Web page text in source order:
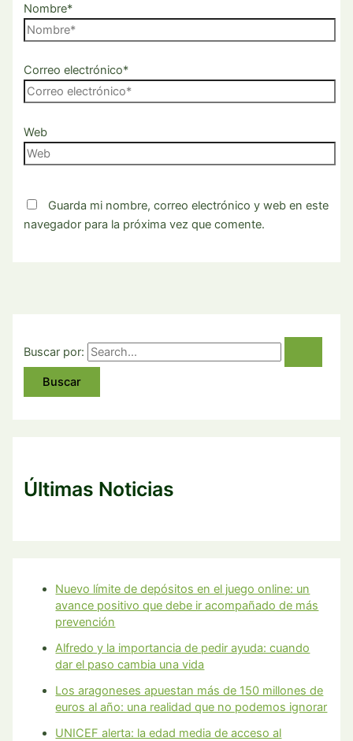
Nombre*
Correo electrónico*
Web
Guarda mi nombre, correo electrónico y web en este
navegador para la próxima vez que comente.
Buscar por:
Últimas Noticias
Nuevo límite de depósitos en el juego online: un
avance positivo que debe ir acompañado de más
prevención
Alfredo y la importancia de pedir ayuda: cuando
dar el paso cambia una vida
Los aragoneses apuestan más de 150 millones de
euros al año: una realidad que no podemos ignorar
UNICEF alerta: la edad media de acceso al